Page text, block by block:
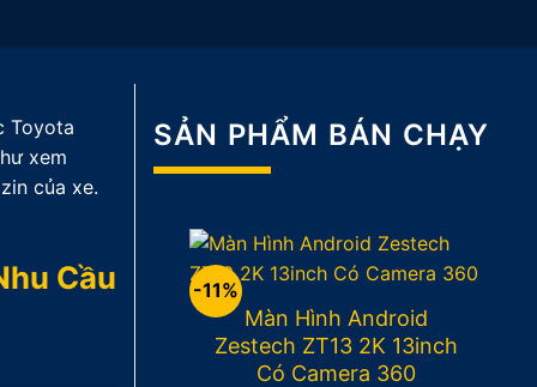
Toyota
xem
của xe.
Cầu
SẢN PHẨM BÁN CHẠY
-11%
Màn Hình Android
Zestech ZT13 2K 13inch
Có Camera 360